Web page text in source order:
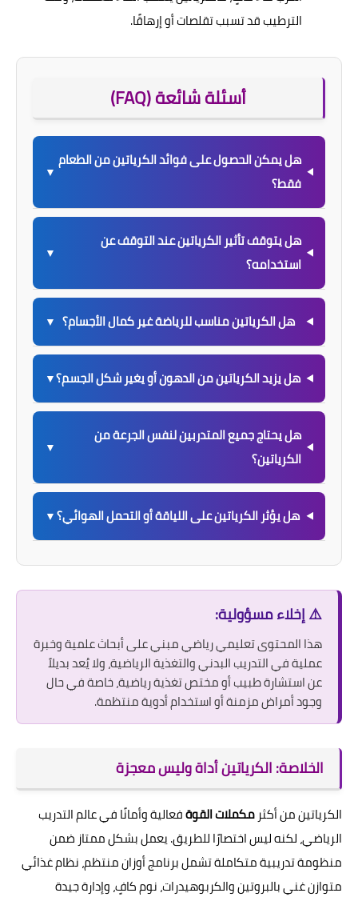
الترطيب قد تسبب تقلصات أو إرهاقًا.
أسئلة شائعة (FAQ)
هل يمكن الحصول على فوائد الكرياتين من الطعام
فقط؟
▼
هل يتوقف تأثير الكرياتين عند التوقف عن
استخدامه؟
▼
هل الكرياتين مناسب للرياضة غير كمال الأجسام؟ ▼
هل يزيد الكرياتين من الدهون أو يغير شكل الجسم؟▼
هل يحتاج جميع المتدربين لنفس الجرعة من
الكرياتين؟
▼
هل يؤثر الكرياتين على اللياقة أو التحمل الهوائي؟▼
⚠️ إخلاء مسؤولية:
هذا المحتوى تعليمي رياضي مبني على أبحاث علمية وخبرة
عملية في التدريب البدني والتغذية الرياضية، ولا يُعد بديلاً
عن استشارة طبيب أو مختص تغذية رياضية، خاصة في حال
وجود أمراض مزمنة أو استخدام أدوية منتظمة.
الخلاصة: الكرياتين أداة وليس معجزة
الكرياتين من أكثر مكملات القوةفعالية وأمانًا في عالم التدريب
الرياضي، لكنه ليس اختصارًا للطريق. يعمل بشكل ممتاز ضمن
منظومة تدريبية متكاملة تشمل برنامج أوزان منتظم، نظام غذائي
متوازن غني بالبروتين والكربوهيدرات، نوم كافٍ، وإدارة جيدة